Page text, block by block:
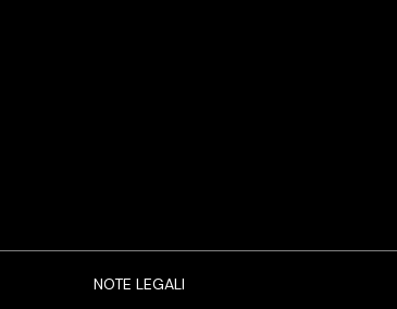
NOTE LEGALI